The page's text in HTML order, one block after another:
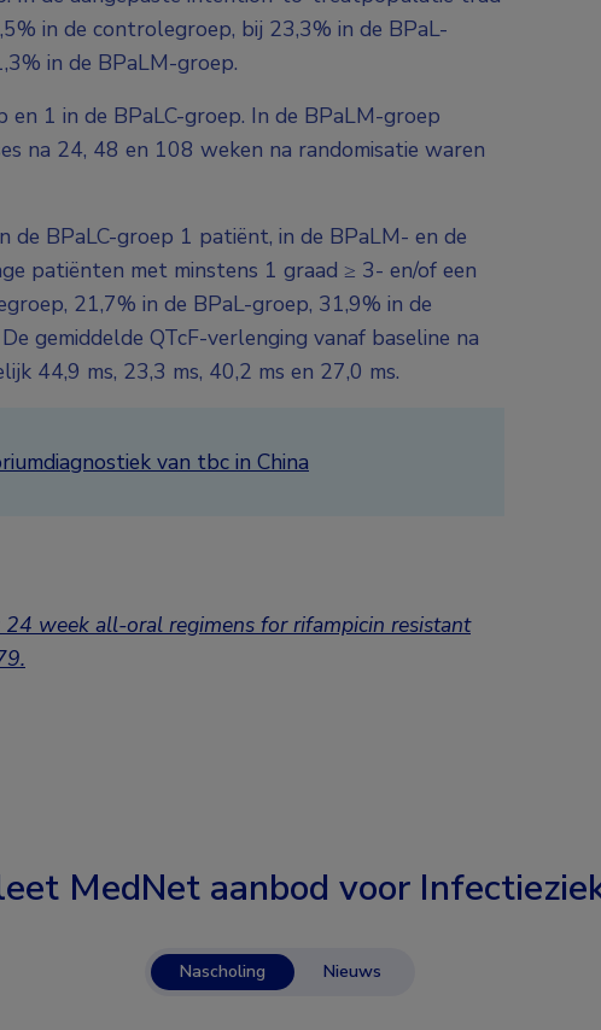
in de controlegroep, bij 23,3% in de BPaL-
in de BPaLM-groep.
1 in de BPaLC-groep. In de BPaLM-groep
na 24, 48 en 108 weken na randomisatie waren
BPaLC-groep 1 patiënt, in de BPaLM- en de
patiënten met minstens 1 graad ≥ 3- en/of een
21,7% in de BPaL-groep, 31,9% in de
gemiddelde QTcF-verlenging vanaf baseline na
44,9 ms, 23,3 ms, 40,2 ms en 27,0 ms.
van tbc in China
week all-oral regimens for rifampicin resistant
MedNet aanbod voor
Nascholing Nieuws